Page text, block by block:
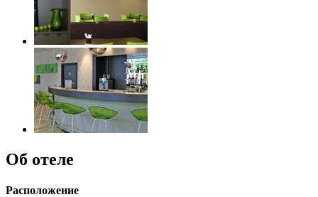
Об отеле
Расположение